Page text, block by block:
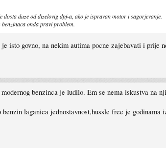
duze od dizelovig dpf-a, ako je ispravan motor i sagorjevanje.
onda pravi problem.
isto govno, na nekim autima pocne zajebavati i prije
benzinca je ludilo. Em se nema iskustva na
laganica jednostavnost,hussle free je godinama